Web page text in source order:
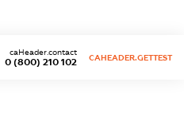
0 (800) 210 102
caHeader.contact
CAHEADER.GETTEST